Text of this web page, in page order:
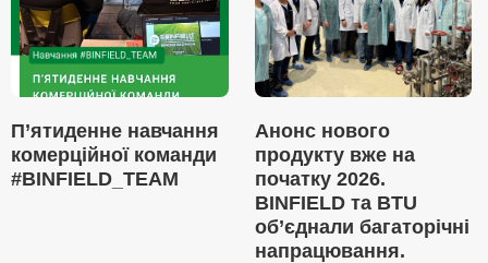
П’ятиденне навчання
комерційної команди
#BINFIELD_TEAM
Анонс нового
продукту вже на
початку 2026.
BINFIELD та BTU
об’єднали багаторічні
напрацювання.